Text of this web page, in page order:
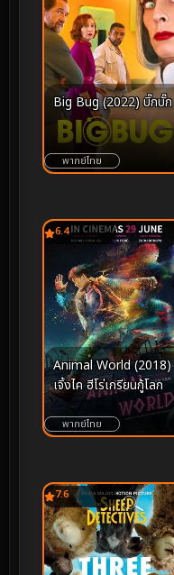
Big Bug (2022) บิ๊กบั๊ก
พากย์ไทย
6.4
Animal World (2018)
เจิ้งไค ฮีโร่เกรียนกู้โลก
พากย์ไทย
7.6